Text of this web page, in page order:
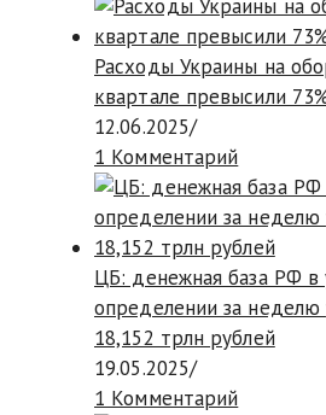
Расходы Украины на
квартале превысили
12.06.2025/
1 Комментарий
ЦБ: денежная база РФ в
определении за неделю
18,152 трлн рублей
19.05.2025/
1 Комментарий